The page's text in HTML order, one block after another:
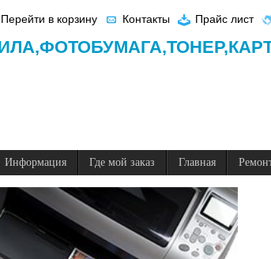
Перейти в корзину Контакты Прайс лист
ФОТОБУМАГА,ТОНЕР,
Информация Где мой заказ Главная